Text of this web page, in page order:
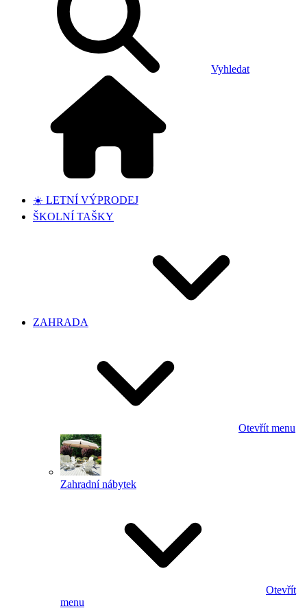
Vyhledat
☀️ LETNÍ VÝPRODEJ
ŠKOLNÍ TAŠKY
ZAHRADA
Otevřít menu
Zahradní nábytek
Otevřít
menu